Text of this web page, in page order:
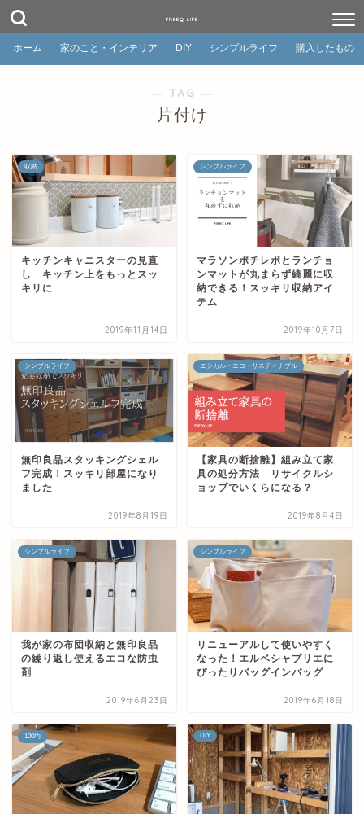
FREEQ LIFE
ホーム 家のこと・インテリア DIY シンプルライフ 購入したもの
― TAG ―
片付け
収納
キッチンキャニスターの見直
し キッチン上をもっとスッ
キリに
2019年11月14日
シンプルライフ
マラソンポチレポとランチョ
ンマットが丸まらず綺麗に収
納できる！スッキリ収納アイ
テム
2019年10月7日
シンプルライフ
無印良品スタッキングシェル
フ完成！スッキリ部屋になり
ました
2019年8月19日
エシカル・エコ・サスティナブル
【家具の断捨離】組み立て家
具の処分方法 リサイクルシ
ョップでいくらになる？
2019年8月4日
シンプルライフ
我が家の布団収納と無印良品
の繰り返し使えるエコな防虫
剤
2019年6月23日
シンプルライフ
リニューアルして使いやすく
なった！エルベシャプリエに
ぴったりバッグインバッグ
2019年6月18日
100均 DIY